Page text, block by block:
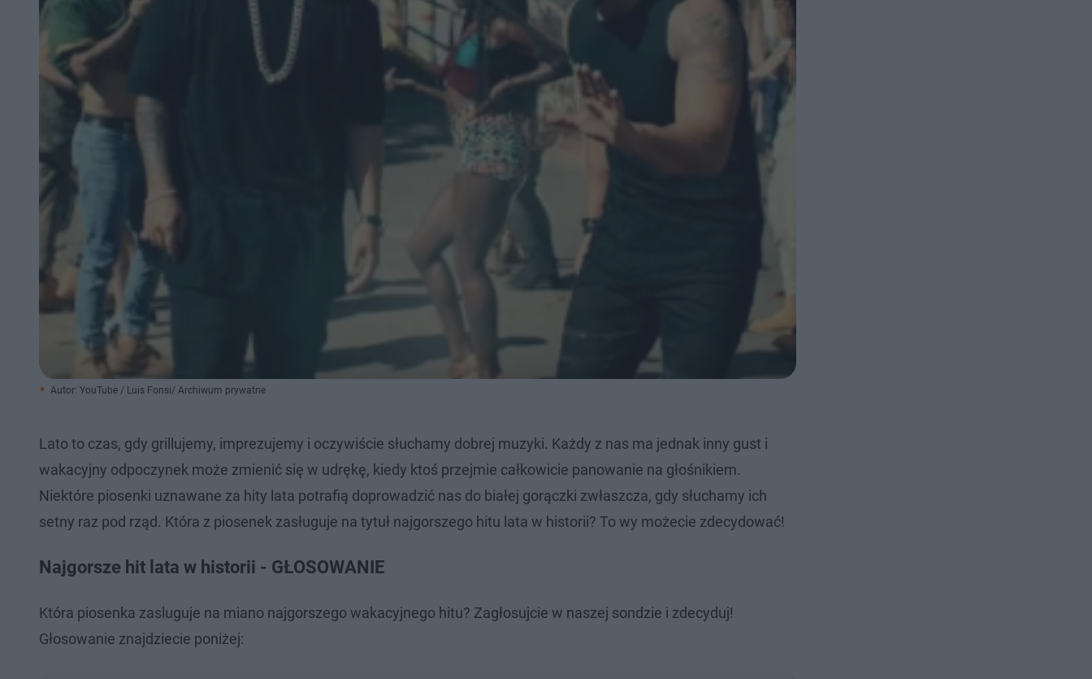
Autor: YouTube / Luis Fonsi/ Archiwum prywatne
Lato to czas, gdy grillujemy, imprezujemy i oczywiście słuchamy dobrej muzyki. Każdy z nas ma jednak inny gust i
wakacyjny odpoczynek może zmienić się w udrękę, kiedy ktoś przejmie całkowicie panowanie na głośnikiem.
Niektóre piosenki uznawane za hity lata potrafią doprowadzić nas do białej gorączki zwłaszcza, gdy słuchamy ich
setny raz pod rząd. Która z piosenek zasługuje na tytuł najgorszego hitu lata w historii? To wy możecie zdecydować!
Najgorsze hit lata w historii - GŁOSOWANIE
Która piosenka zasluguje na miano najgorszego wakacyjnego hitu? Zagłosujcie w naszej sondzie i zdecyduj!
Głosowanie znajdziecie poniżej: